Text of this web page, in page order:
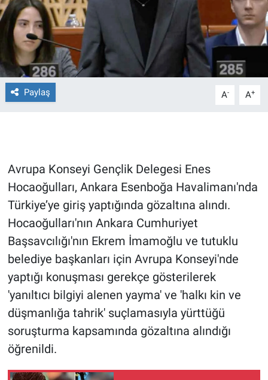
Paylaş A- A+
Avrupa Konseyi Gençlik Delegesi Enes
Hocaoğulları, Ankara Esenboğa Havalimanı'nda
Türkiye’ye giriş yaptığında gözaltına alındı.
Hocaoğulları'nın Ankara Cumhuriyet
Başsavcılığı'nın Ekrem İmamoğlu ve tutuklu
belediye başkanları için Avrupa Konseyi'nde
yaptığı konuşması gerekçe gösterilerek
'yanıltıcı bilgiyi alenen yayma' ve 'halkı kin ve
düşmanlığa tahrik' suçlamasıyla yürttüğü
soruşturma kapsamında gözaltına alındığı
öğrenildi.
Gerçeğin İzinde
Gün Başlıyor
Gün Bitiyor
Günün görüntüsü
Haber
İlan
Kimdir
Koronavirüs
Kültür Sanat